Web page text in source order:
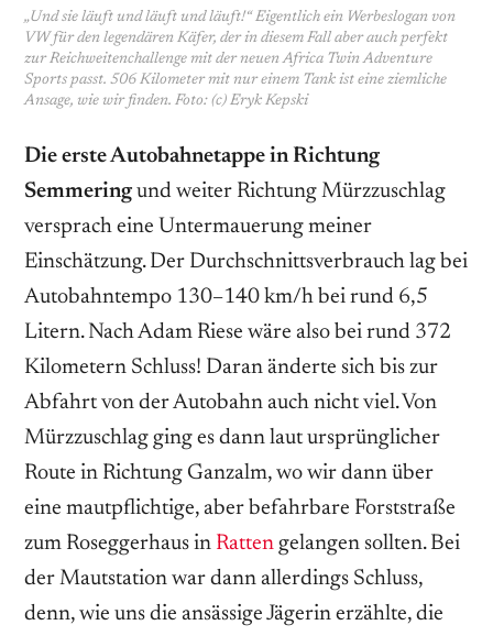
„Und sie läuft und läuft und läuft!“ Eigentlich ein Werbeslogan von
VW für den legendären Käfer, der in diesem Fall aber auch perfekt
zur Reichweitenchallenge mit der neuen Africa Twin Adventure
Sports passt. 506 Kilometer mit nur einem Tank ist eine ziemliche
Ansage, wie wir finden. Foto: (c) Eryk Kepski
Die erste Autobahnetappe in Richtung
Semmering und weiter Richtung Mürzzuschlag
versprach eine Untermauerung meiner
Einschätzung. Der Durchschnitts­verbrauch lag bei
Autobahntempo 130–140 km/h bei rund 6,5
Litern. Nach Adam Riese wäre also bei rund 372
Kilometern Schluss! Daran änderte sich bis zur
Abfahrt von der Autobahn auch nicht viel. Von
Mürzzuschlag ging es dann laut ursprünglicher
Route in Richtung Ganzalm, wo wir dann über
eine mautpflichtige, aber befahrbare Forststraße
zum Roseggerhaus in Ratten gelangen sollten. Bei
der Mautstation war dann allerdings Schluss,
denn, wie uns die ansässige Jägerin erzählte, die